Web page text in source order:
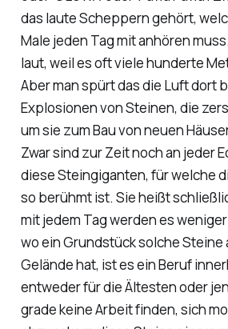
das laute Scheppern gehört,
Male jeden Tag mit anhören
laut, weil es oft viele hunderte
Aber man spürt das die Luft dort
Explosionen von Steinen, die
um sie zum Bau von neuen
Zwar sind zur Zeit noch an jeder
diese Steingiganten, für welche
so berühmt ist. Sie heißt
mit jedem Tag werden es
wo ein Grundstück solche Steine
Gelände hat, ist es ein Beruf
entweder für die Ältesten oder
grade keine Arbeit finden, sich